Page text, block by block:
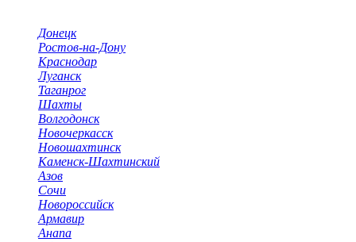
Донецк
Ростов-на-Дону
Краснодар
Луганск
Таганрог
Шахты
Волгодонск
Новочеркасск
Новошахтинск
Каменск-Шахтинский
Азов
Сочи
Новороссийск
Армавир
Анапа